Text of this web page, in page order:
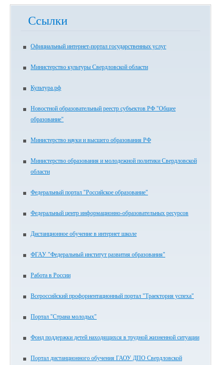
Ссылки
Официальный интернет-портал государственных услуг
Министерство культуры Свердловской области
Культура.рф
Новостной образовательный реестр субъектов РФ "Общее
образование"
Министерство науки и высшего образования РФ
Министерство образования и молодежной политики Свердловской
области
Федеральный портал "Российское образование"
Федеральный центр информационно-образовательных ресурсов
Дистанционное обучение в интернет школе
ФГАУ "Федеральный институт развития образования"
Работа в России
Всероссийский профориентационный портал "Траектория успеха"
Портал "Страна молодых"
Фонд поддержки детей находящихся в трудной жизненной ситуации
Портал дистанционного обучения ГАОУ ДПО Свердловской